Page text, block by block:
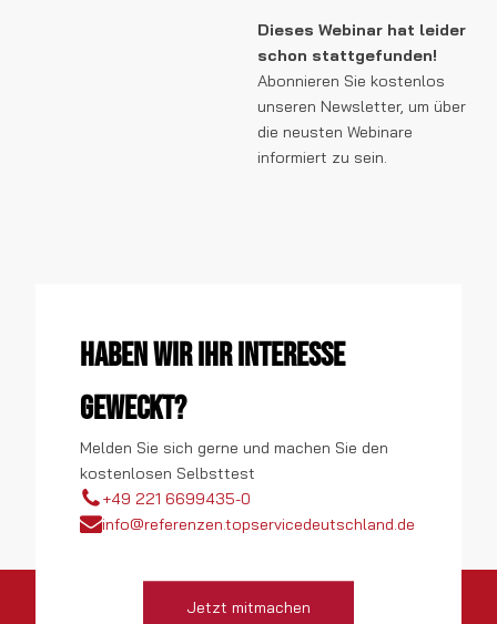
Dieses Webinar hat leider
schon stattgefunden!
Abonnieren Sie kostenlos
unseren Newsletter, um über
die neusten Webinare
informiert zu sein.
Haben wir Ihr Interesse
geweckt?
Melden Sie sich gerne und machen Sie den
kostenlosen Selbsttest
+49 221 6699435-0
info@referenzen.topservicedeutschland.de
Jetzt mitmachen